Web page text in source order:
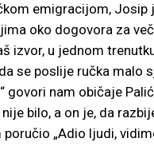
emigracijom, Josip
oko dogovora za
izvor, u jednom
se poslije ručka malo
govori nam običaje
bilo, a on je, da
„Adio ljudi,